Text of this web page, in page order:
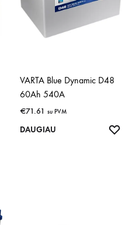
IŠSAUGOTI
VARTA Blue Dynamic D48
60Ah 540A
€71.61 su PVM
DAUGIAU